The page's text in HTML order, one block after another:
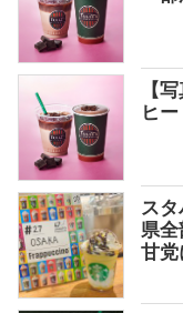
【
ヒ
ス
県
甘